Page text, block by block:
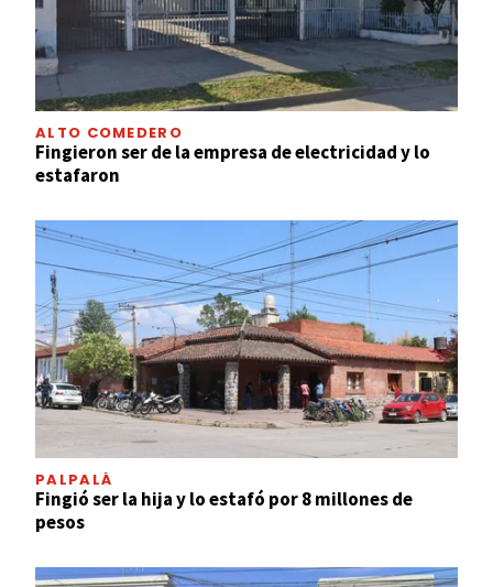
ALTO COMEDERO
Fingieron ser de la empresa de electricidad y lo
estafaron
PALPALÁ
Fingió ser la hija y lo estafó por 8 millones de
pesos